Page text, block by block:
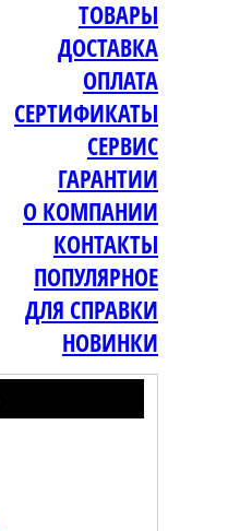
ТОВАРЫ
ДОСТАВКА
ОПЛАТА
СЕРТИФИКАТЫ
СЕРВИС
ГАРАНТИИ
О КОМПАНИИ
КОНТАКТЫ
ПОПУЛЯРНОЕ
ДЛЯ СПРАВКИ
НОВИНКИ